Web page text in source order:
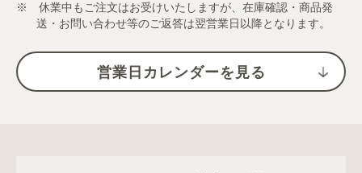
※ 休業中もご注文はお受けいたしますが、在庫確認・商品発
送・お問い合わせ等のご返答は翌営業日以降となります。
営業日カレンダーを見る